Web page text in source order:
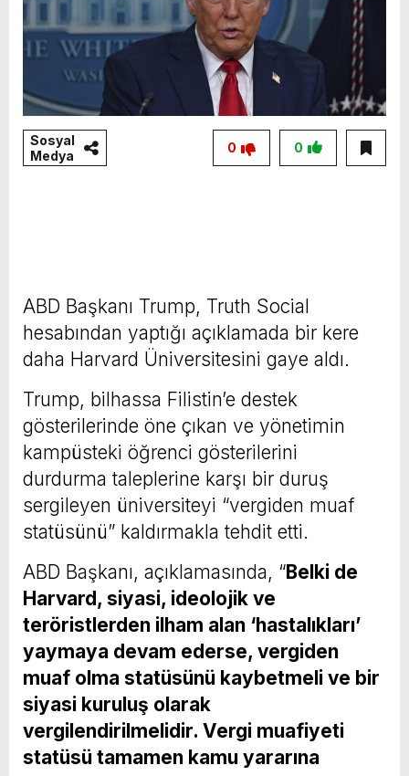
Sosyal
Medya
0
0
ABD Başkanı Trump, Truth Social
hesabından yaptığı açıklamada bir kere
daha Harvard Üniversitesini gaye aldı.
Trump, bilhassa Filistin’e destek
gösterilerinde öne çıkan ve yönetimin
kampüsteki öğrenci gösterilerini
durdurma taleplerine karşı bir duruş
sergileyen üniversiteyi “vergiden muaf
statüsünü” kaldırmakla tehdit etti.
ABD Başkanı, açıklamasında, “Belki de
Harvard, siyasi, ideolojik ve
teröristlerden ilham alan ‘hastalıkları’
yaymaya devam ederse, vergiden
muaf olma statüsünü kaybetmeli ve bir
siyasi kuruluş olarak
vergilendirilmelidir. Vergi muafiyeti
statüsü tamamen kamu yararına